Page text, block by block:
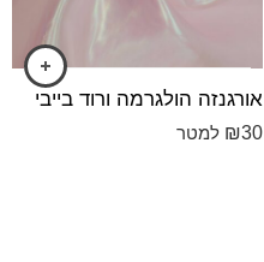
אורגנזה הולגרמה ורוד בייבי
₪30 למטר